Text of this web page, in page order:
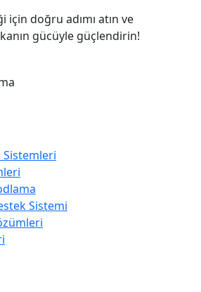
doğru adımı atın ve
gücüyle güçlendirin!
Sistemleri
Sistemi